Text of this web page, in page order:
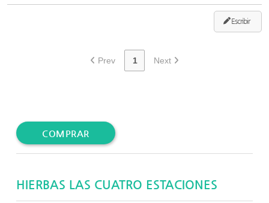
Escribir
Prev 1 Next
COMPRAR
HIERBAS LAS CUATRO ESTACIONES